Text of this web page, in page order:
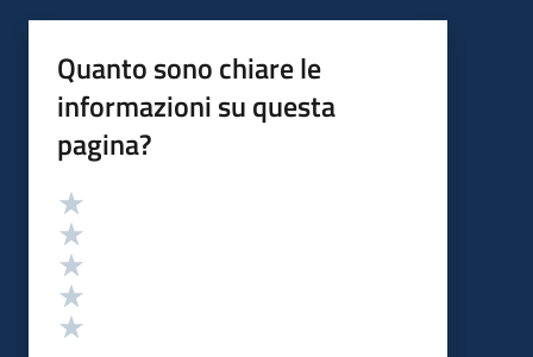
Quanto sono chiare le
informazioni su questa
pagina?
Valutazione